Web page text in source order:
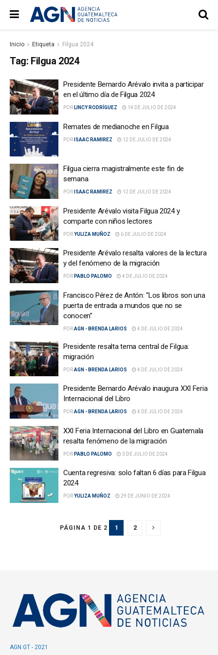
Inicio Etiqueta Filgua 2024
Tag: Filgua 2024
Presidente Bernardo Arévalo invita a participar
en el último día de Filgua 2024
POR LINCY RODRÍGUEZ 14 DE JULIO DE 2024
Remates de medianoche en Filgua
POR ISAAC RAMIREZ 12 DE JULIO DE 2024
Filgua cierra magistralmente este fin de
semana
POR ISAAC RAMIREZ 12 DE JULIO DE 2024
Presidente Arévalo visita Filgua 2024 y
comparte con niños lectores
PORYULIZA MUÑOZ 6 DE JULIO DE 2024
Presidente Arévalo resalta valores de la lectura
y del fenómeno de la migración
POR PABLO PALOMO 4 DE JULIO DE 2024
Francisco Pérez de Antón: “Los libros son una
puerta de entrada a mundos que no se
conocen”
PORAGN - BRENDA LARIOS 4 DE JULIO DE 2024
Presidente resalta tema central de Filgua:
migración
PORAGN - BRENDA LARIOS 4 DE JULIO DE 2024
Presidente Bernardo Arévalo inaugura XXI Feria
Internacional del Libro
PORAGN - BRENDA LARIOS 4 DE JULIO DE 2024
XXI Feria Internacional del Libro en Guatemala
resalta fenómeno de la migración
POR PABLO PALOMO 3 DE JULIO DE 2024
Cuenta regresiva: solo faltan 6 días para Filgua
2024
PORYULIZA MUÑOZ 29 DE JUNIO DE 2024
PÁGINA 1 DE 2 1 2
AGN.GT - 2021